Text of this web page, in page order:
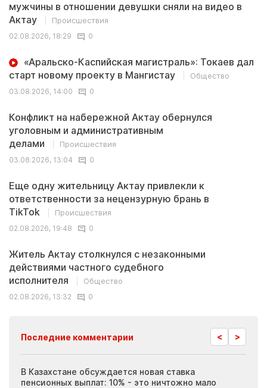
мужчины в отношении девушки сняли на видео в
Актау
Происшествия
02.08.2026, 18:29
0
«Аральско-Каспийская магистраль»: Токаев дал
старт новому проекту в Мангистау
Общество
03.08.2026, 14:00
0
Конфликт на набережной Актау обернулся
уголовным и административным
делами
Происшествия
03.08.2026, 13:04
0
Еще одну жительницу Актау привлекли к
ответственности за нецензурную брань в
TikTok
Происшествия
02.08.2026, 19:48
0
Житель Актау столкнулся с незаконными
действиями частного судебного
исполнителя
Общество
02.08.2026, 13:32
0
Последние комментарии < >
В Казахстане обсуждается новая ставка
пенсионных выплат: 10% - это ничтожно мало